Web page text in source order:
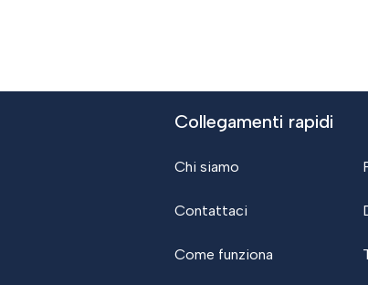
Collegamenti rapidi
Chi siamo
Contattaci
Come funziona